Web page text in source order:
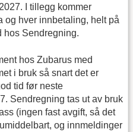
I tillegg kommer
og hver innbetaling, helt på
hos Sendregning.
hos Zubarus med
i bruk så snart det er
tid før neste
Sendregning tas ut av bruk
(ingen fast avgift, så det
og innmeldinger